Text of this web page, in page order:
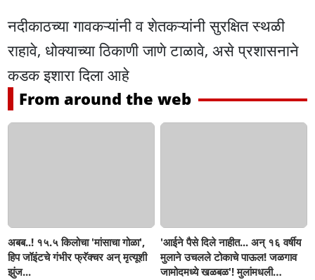
नदीकाठच्या गावकऱ्यांनी व शेतकऱ्यांनी सुरक्षित स्थळी
राहावे, धोक्याच्या ठिकाणी जाणे टाळावे, असे प्रशासनाने
कडक इशारा दिला आहे
From around the web
अबब..! १५.५ किलोचा 'मांसाचा गोळा',
हिप जॉइंटचे गंभीर फ्रॅक्चर अन् मृत्यूशी
झुंज...
'आईने पैसे दिले नाहीत... अन् १६ वर्षीय
मुलाने उचलले टोकाचे पाऊल! जळगाव
जामोदमध्ये खळबळ'! मुलांमधली